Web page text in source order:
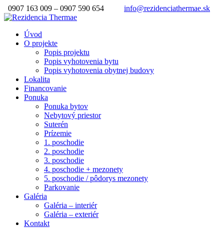
0907 163 009 – 0907 590 654 info@rezidenciathermae.sk
Úvod
O projekte
Popis projektu
Popis vyhotovenia bytu
Popis vyhotovenia obytnej budovy
Lokalita
Financovanie
Ponuka
Ponuka bytov
Nebytový priestor
Suterén
Prízemie
1. poschodie
2. poschodie
3. poschodie
4. poschodie + mezonety
5. poschodie / pôdorys mezonety
Parkovanie
Galéria
Galéria – interiér
Galéria – exteriér
Kontakt